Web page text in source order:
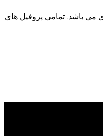
شامل ۶ شاخه ۶ متری می باشد. تمامی پروفیل های